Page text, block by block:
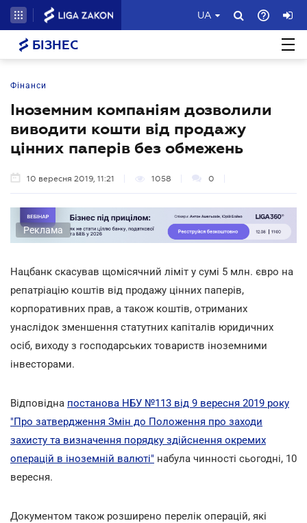
UA
БІЗНЕС
Фінанси
Іноземним компаніям дозволили
виводити кошти від продажу
цінних паперів без обмежень
10 вересня 2019, 11:21 1058 0
Реклама
Нацбанк скасував щомісячний ліміт у сумі 5 млн. євро на
репатріацію коштів від продажу цінних паперів,
корпоративних прав, а також коштів, отриманих
унаслідок зменшення статутних капіталів юридичних
осіб, виходу з господарських товариств іноземними
інвесторами.
Відповідна постанова НБУ №113 від 9 вересня 2019 року
"Про затвердження Змін до Положення про заходи
захисту та визначення порядку здійснення окремих
операцій в іноземній валюті" набула чинності сьогодні, 10
вересня.
Документом також розширено перелік операцій, які